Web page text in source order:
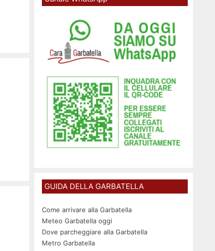
GUIDA DELLA GARBATELLA
Come arrivare alla Garbatella
Meteo Garbatella oggi
Dove parcheggiare alla Garbatella
Metro Garbatella